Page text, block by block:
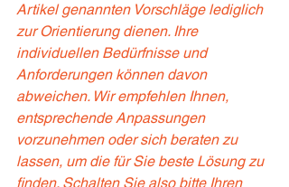
Artikel genannten Vorschläge lediglich
zur Orientierung dienen. Ihre
individuellen Bedürfnisse und
Anforderungen können davon
abweichen. Wir empfehlen Ihnen,
entsprechende Anpassungen
vorzunehmen oder sich beraten zu
lassen, um die für Sie beste Lösung zu
finden. Schalten Sie also bitte Ihren